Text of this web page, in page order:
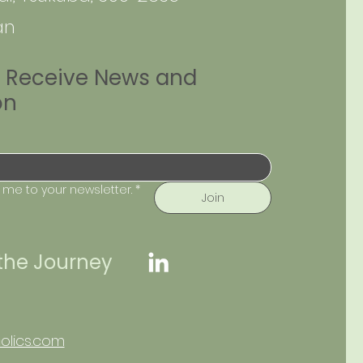
News and
to your newsletter. * Join
Journey